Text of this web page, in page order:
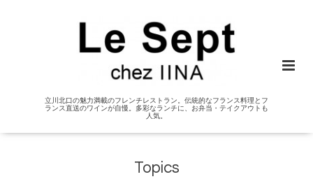
立川北口の魅力満載のフレンチレストラン。伝統的なフランス料理とフ
ランス直送のワインが自慢。多彩なランチに、お弁当・テイクアウトも
人気。
Topics